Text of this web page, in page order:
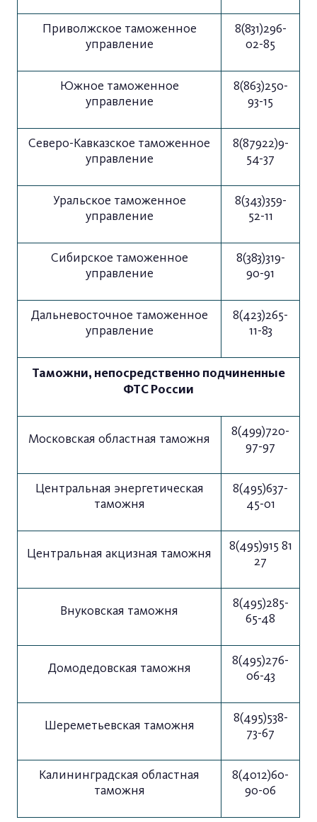
Приволжское таможенное
управление
8(831)296-
02-85
Южное таможенное
управление
8(863)250-
93-15
Северо-Кавказское таможенное
управление
8(87922)9-
54-37
Уральское таможенное
управление
8(343)359-
52-11
Сибирское таможенное
управление
8(383)319-
90-91
Дальневосточное таможенное
управление
8(423)265-
11-83
Таможни, непосредственно подчиненные
ФТС России
Московская областная таможня
8(499)720-
97-97
Центральная энергетическая
таможня
8(495)637-
45-01
Центральная акцизная таможня
8(495)915 81
27
Внуковская таможня
8(495)285-
65-48
Домодедовская таможня
8(495)276-
06-43
Шереметьевская таможня
8(495)538-
73-67
Калининградская областная
таможня
8(4012)60-
90-06